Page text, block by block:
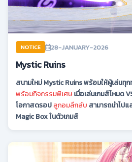
NOTICE 28-JANUARY-2026
Mystic Ruins
สนามใหม่ Mystic Ruins พร้อมให้ผู้เล่นทุ
พร้อมกิจกรรมพิเศษเมื่อเล่นเกมส์โหมด
โอกาสดรอปลูกอมลึกลับ สามารถนำไปแ
Magic Box ในตัวเกมส์